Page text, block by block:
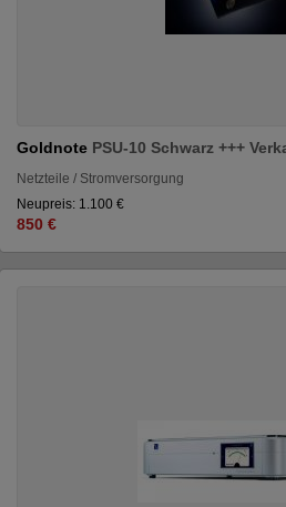
Goldnote PSU-10 Schwarz +++
Netzteile / Stromversorgung
Neupreis: 1.100 €
850 €